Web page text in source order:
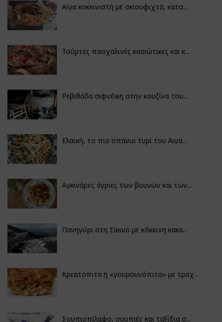
Αίγα κοκκινιστή με σκιουφιχτά, κατσ...
Τούρτες πασχαλινές κασιώτικες και κ...
Ρεβιθάδα σιφνέικη στην κουζίνα του...
Ελαϊκή, το πιο σπάνιο τυρί του Αιγα...
Αγκινάρες άγριες των βουνών και των...
Πανηγύρι στη Σίκινο με κόκκινη κακα...
Κρεατόπιτα ή «γουρουνόπιτα» με τραχ...
Σουπιοπίλαφο, σουπιές και ταξίδια σ...